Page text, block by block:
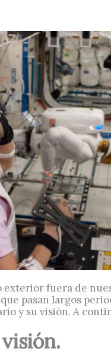
exterior fuera de
pasan largos
y su visión. A